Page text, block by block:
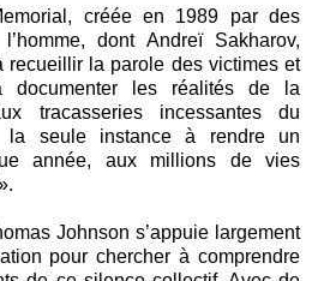
créée en 1989 par des
dont Andreï Sakharov,
recueillir la parole des victimes et
les réalités de la
tracasseries incessantes du
la seule instance à rendre un
année, aux millions de vies
Johnson s’appuie largement
pour chercher à comprendre